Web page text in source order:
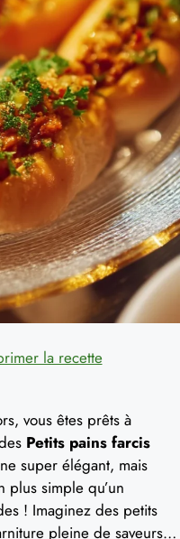
la recette
vous êtes prêts à
Petits pains farcis
super élégant, mais
plus simple qu’un
! Imaginez des petits
pleine de saveurs…